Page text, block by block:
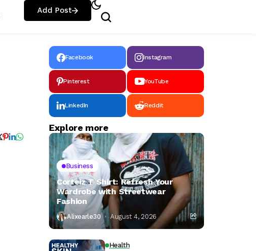
Add Post
Facebook Instagram
Pinterest YouTube
LinkedIn Reddit
Explore more
Business
Corteiz T Shirt: Refresh Your
Wardrobe with Streetwear
Fashion
Alixearle30 August 4, 2026
Health